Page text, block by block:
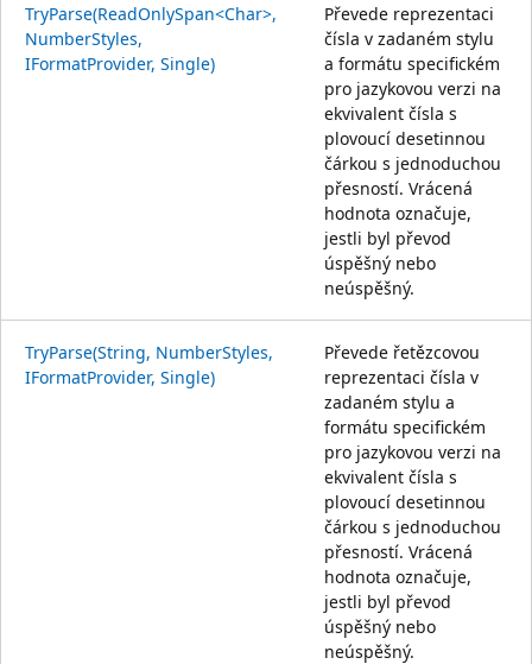
TryParse(ReadOnlySpan<Char>,
NumberStyles,
IFormatProvider, Single)
Převede reprezentaci
čísla v zadaném stylu
a formátu specifickém
pro jazykovou verzi na
ekvivalent čísla s
plovoucí desetinnou
čárkou s jednoduchou
přesností. Vrácená
hodnota označuje,
jestli byl převod
úspěšný nebo
neúspěšný.
TryParse(String, NumberStyles,
IFormatProvider, Single)
Převede řetězcovou
reprezentaci čísla v
zadaném stylu a
formátu specifickém
pro jazykovou verzi na
ekvivalent čísla s
plovoucí desetinnou
čárkou s jednoduchou
přesností. Vrácená
hodnota označuje,
jestli byl převod
úspěšný nebo
neúspěšný.